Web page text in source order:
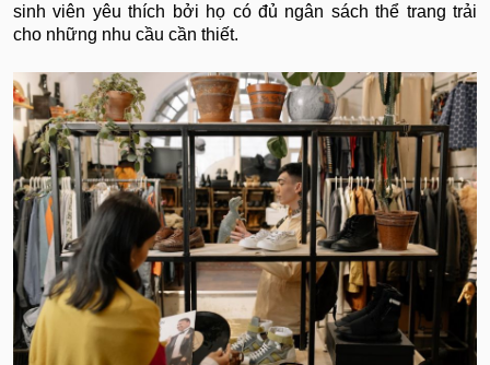
sinh viên yêu thích bởi họ có đủ ngân sách thể trang trải
cho những nhu cầu cần thiết.